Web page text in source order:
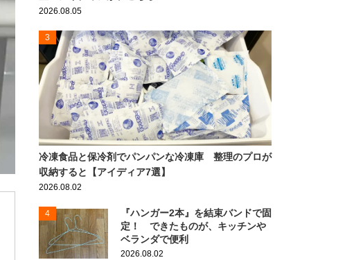
2026.08.05
3
冷凍食品と保冷剤でパンパンな冷凍庫 整理のプロが
収納すると【アイディア7選】
2026.08.02
4
『ハンガー2本』を結束バンドで固
定！ できたものが、キッチンや
ベランダで便利
2026.08.02